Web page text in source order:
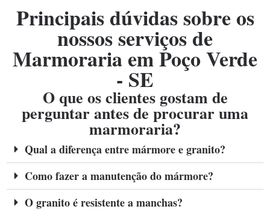
Principais dúvidas sobre os
nossos serviços de
Marmoraria em Poço Verde
- SE
O que os clientes gostam de
perguntar antes de procurar uma
marmoraria?
Qual a diferença entre mármore e granito?
Como fazer a manutenção do mármore?
O granito é resistente a manchas?